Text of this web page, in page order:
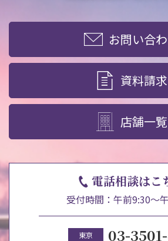
お問い合
資料請求
店舗一覧
電話相談はこ
受付時間：午前9:30～
東京 03-3501-